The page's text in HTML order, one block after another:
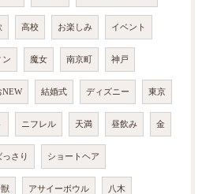
高校 お楽しみ イベント
ン 魔女 南京町 神戸
NEW 結婚式 ディズニー 東京
ニフレル 天満 昼飲み 金
っさり ショートヘア
アサイーボウル 八木